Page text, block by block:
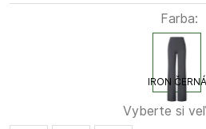
Farba:
IRON ČERNÁ
Vyberte si